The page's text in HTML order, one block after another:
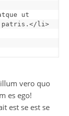
ut
patris.</li>
vero quo
es ego!
est se est se